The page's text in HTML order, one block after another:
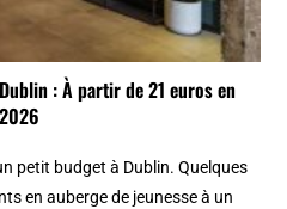
: À partir de 21 euros en
2026
petit budget à Dublin. Quelques
en auberge de jeunesse à un